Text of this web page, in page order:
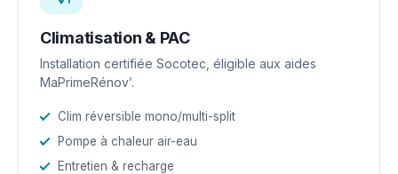
Climatisation & PAC
Installation certifiée Socotec, éligible aux aides
MaPrimeRénov’.
Clim réversible mono/multi-split
Pompe à chaleur air-eau
Entretien & recharge